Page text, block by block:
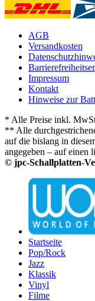
AGB
Versandkosten
Impressum
Kontakt
Hinweise zur
* Alle Preise inkl.
** Alle
auf die bislang in
angegeben – auf einen
© jpc-Schallplatten-
Startseite
Pop/Rock
Jazz
Klassik
Vinyl
Filme